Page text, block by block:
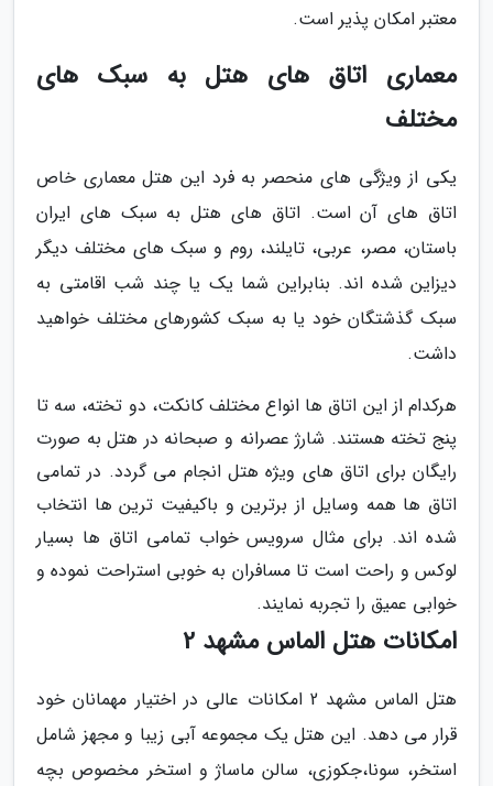
معتبر امکان پذیر است.
معماری اتاق های هتل به سبک های
مختلف
یکی از ویژگی های منحصر به فرد این هتل معماری خاص
اتاق های آن است. اتاق های هتل به سبک های ایران
باستان، مصر، عربی، تایلند، روم و سبک های مختلف دیگر
دیزاین شده اند. بنابراین شما یک یا چند شب اقامتی به
سبک گذشتگان خود یا به سبک کشورهای مختلف خواهید
داشت.
هرکدام از این اتاق ها انواع مختلف کانکت، دو تخته، سه تا
پنج تخته هستند. شارژ عصرانه و صبحانه در هتل به صورت
رایگان برای اتاق های ویژه هتل انجام می گردد. در تمامی
اتاق ها همه وسایل از برترین و باکیفیت ترین ها انتخاب
شده اند. برای مثال سرویس خواب تمامی اتاق ها بسیار
لوکس و راحت است تا مسافران به خوبی استراحت نموده و
خوابی عمیق را تجربه نمایند.
امکانات هتل الماس مشهد 2
هتل الماس مشهد 2 امکانات عالی در اختیار مهمانان خود
قرار می دهد. این هتل یک مجموعه آبی زیبا و مجهز شامل
استخر، سونا،جکوزی، سالن ماساژ و استخر مخصوص بچه